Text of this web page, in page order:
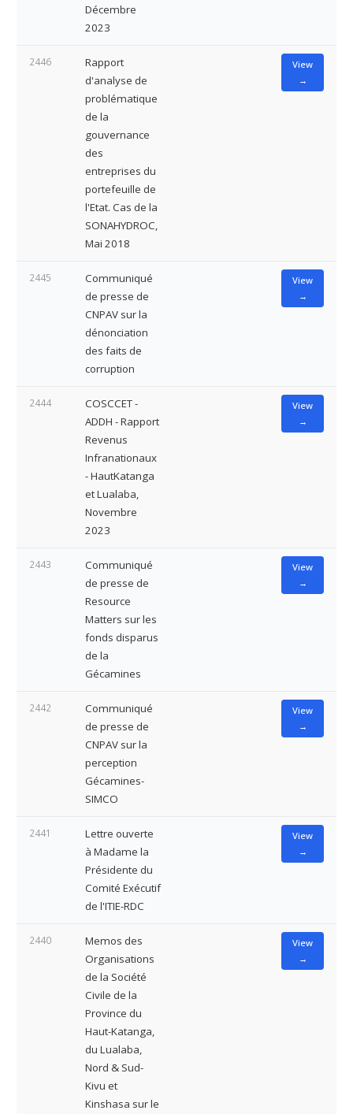
Décembre
2023
2446
Rapport
d'analyse de
problématique
de la
gouvernance
des
entreprises du
portefeuille de
l'Etat. Cas de la
SONAHYDROC,
Mai 2018
View
→
2445
Communiqué
de presse de
CNPAV sur la
dénonciation
des faits de
corruption
View
→
2444
COSCCET -
ADDH - Rapport
Revenus
Infranationaux
- HautKatanga
et Lualaba,
Novembre
2023
View
→
2443
Communiqué
de presse de
Resource
Matters sur les
fonds disparus
de la
Gécamines
View
→
2442
Communiqué
de presse de
CNPAV sur la
perception
Gécamines-
SIMCO
View
→
2441
Lettre ouverte
à Madame la
Présidente du
Comité Exécutif
de l'ITIE-RDC
View
→
2440
Memos des
Organisations
de la Société
Civile de la
Province du
Haut-Katanga,
du Lualaba,
Nord & Sud-
Kivu et
Kinshasa sur le
View
→